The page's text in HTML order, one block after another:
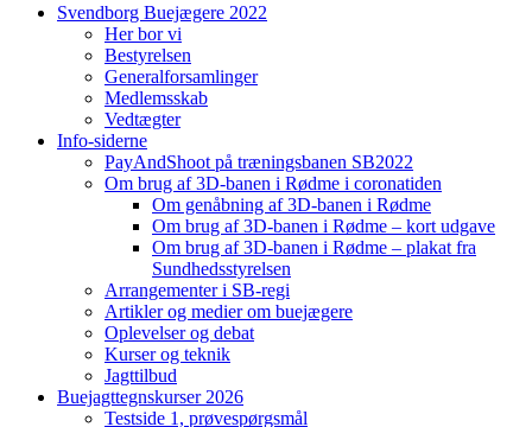
Svendborg Buejægere 2022
Her bor vi
Bestyrelsen
Generalforsamlinger
Medlemsskab
Vedtægter
Info-siderne
PayAndShoot på træningsbanen SB2022
Om brug af 3D-banen i Rødme i coronatiden
Om genåbning af 3D-banen i Rødme
Om brug af 3D-banen i Rødme – kort udgave
Om brug af 3D-banen i Rødme – plakat fra
Sundhedsstyrelsen
Arrangementer i SB-regi
Artikler og medier om buejægere
Oplevelser og debat
Kurser og teknik
Jagttilbud
Buejagttegnskurser 2026
Testside 1, prøvespørgsmål